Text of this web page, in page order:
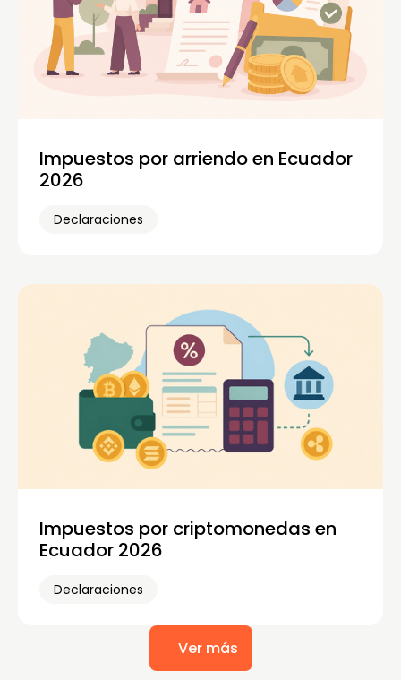
Impuestos por arriendo en Ecuador
2026
Declaraciones
Impuestos por criptomonedas en
Ecuador 2026
Declaraciones
Ver más